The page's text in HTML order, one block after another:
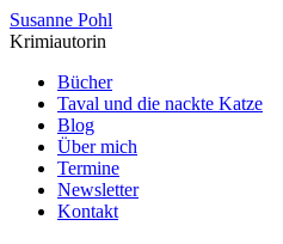
Susanne Pohl
Krimiautorin
Bücher
Taval und die nackte Katze
Blog
Über mich
Termine
Newsletter
Kontakt